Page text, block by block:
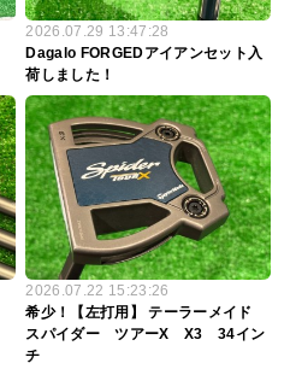
2026.07.29 13:47:28
Dagalo FORGEDアイアンセット入
荷しました！
2026.07.22 15:23:26
希少！【左打用】 テーラーメイド
スパイダー ツアーX X3 34イン
チ